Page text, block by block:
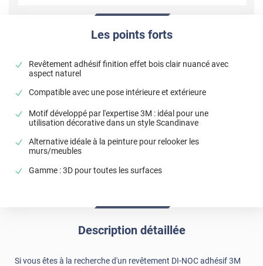
Les points forts
Revêtement adhésif finition effet bois clair nuancé avec
aspect naturel
Compatible avec une pose intérieure et extérieure
Motif développé par l'expertise 3M : idéal pour une
utilisation décorative dans un style Scandinave
Alternative idéale à la peinture pour relooker les
murs/meubles
Gamme : 3D pour toutes les surfaces
Description détaillée
Si vous êtes à la recherche d'un revêtement DI-NOC adhésif 3M